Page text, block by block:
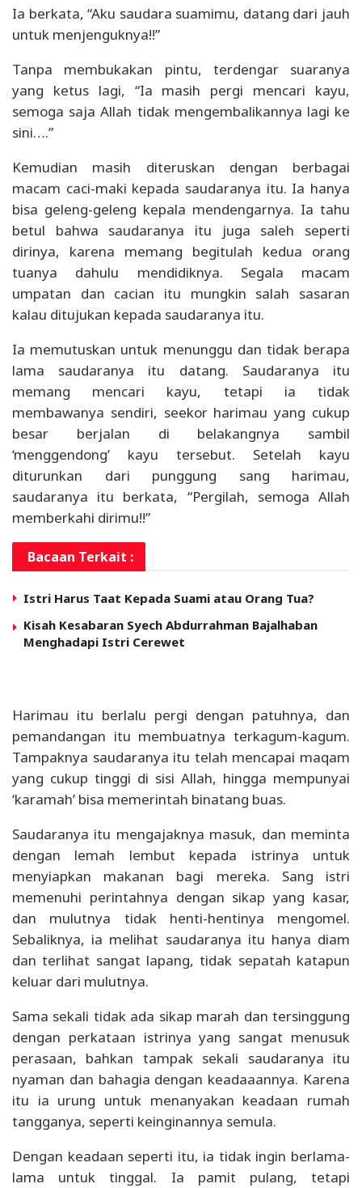
Ia berkata, “Aku saudara suamimu, datang dari jauh
untuk menjenguknya!!”
Tanpa membukakan pintu, terdengar suaranya
yang ketus lagi, “Ia masih pergi mencari kayu,
semoga saja Allah tidak mengembalikannya lagi ke
sini….”
Kemudian masih diteruskan dengan berbagai
macam caci-maki kepada saudaranya itu. Ia hanya
bisa geleng-geleng kepala mendengarnya. Ia tahu
betul bahwa saudaranya itu juga saleh seperti
dirinya, karena memang begitulah kedua orang
tuanya dahulu mendidiknya. Segala macam
umpatan dan cacian itu mungkin salah sasaran
kalau ditujukan kepada saudaranya itu.
Ia memutuskan untuk menunggu dan tidak berapa
lama saudaranya itu datang. Saudaranya itu
memang mencari kayu, tetapi ia tidak
membawanya sendiri, seekor harimau yang cukup
besar berjalan di belakangnya sambil
‘menggendong’ kayu tersebut. Setelah kayu
diturunkan dari punggung sang harimau,
saudaranya itu berkata, “Pergilah, semoga Allah
memberkahi dirimu!!”
Bacaan Terkait :
Istri Harus Taat Kepada Suami atau Orang Tua?
Kisah Kesabaran Syech Abdurrahman Bajalhaban
Menghadapi Istri Cerewet
Harimau itu berlalu pergi dengan patuhnya, dan
pemandangan itu membuatnya terkagum-kagum.
Tampaknya saudaranya itu telah mencapai maqam
yang cukup tinggi di sisi Allah, hingga mempunyai
‘karamah’ bisa memerintah binatang buas.
Saudaranya itu mengajaknya masuk, dan meminta
dengan lemah lembut kepada istrinya untuk
menyiapkan makanan bagi mereka. Sang istri
memenuhi perintahnya dengan sikap yang kasar,
dan mulutnya tidak henti-hentinya mengomel.
Sebaliknya, ia melihat saudaranya itu hanya diam
dan terlihat sangat lapang, tidak sepatah katapun
keluar dari mulutnya.
Sama sekali tidak ada sikap marah dan tersinggung
dengan perkataan istrinya yang sangat menusuk
perasaan, bahkan tampak sekali saudaranya itu
nyaman dan bahagia dengan keadaaannya. Karena
itu ia urung untuk menanyakan keadaan rumah
tangganya, seperti keinginannya semula.
Dengan keadaan seperti itu, ia tidak ingin berlama-
lama untuk tinggal. Ia pamit pulang, tetapi